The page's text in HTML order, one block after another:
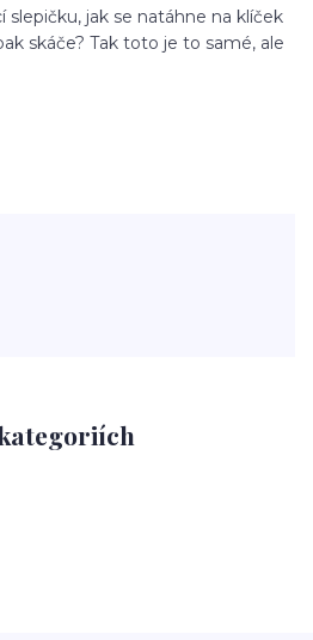
jak se natáhne na klíček
skáče? Tak toto je to samé, ale